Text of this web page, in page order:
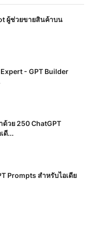
ผู้ช่วยขายสินค้าบน
- GPT Builder
ด้วย 250 ChatGPT
ดี...
Prompts สำหรับไอเดีย